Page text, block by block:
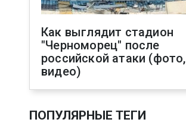
Как выглядит стадион
"Черноморец" после
российской атаки (фото,
видео)
ПОПУЛЯРНЫЕ ТЕГИ